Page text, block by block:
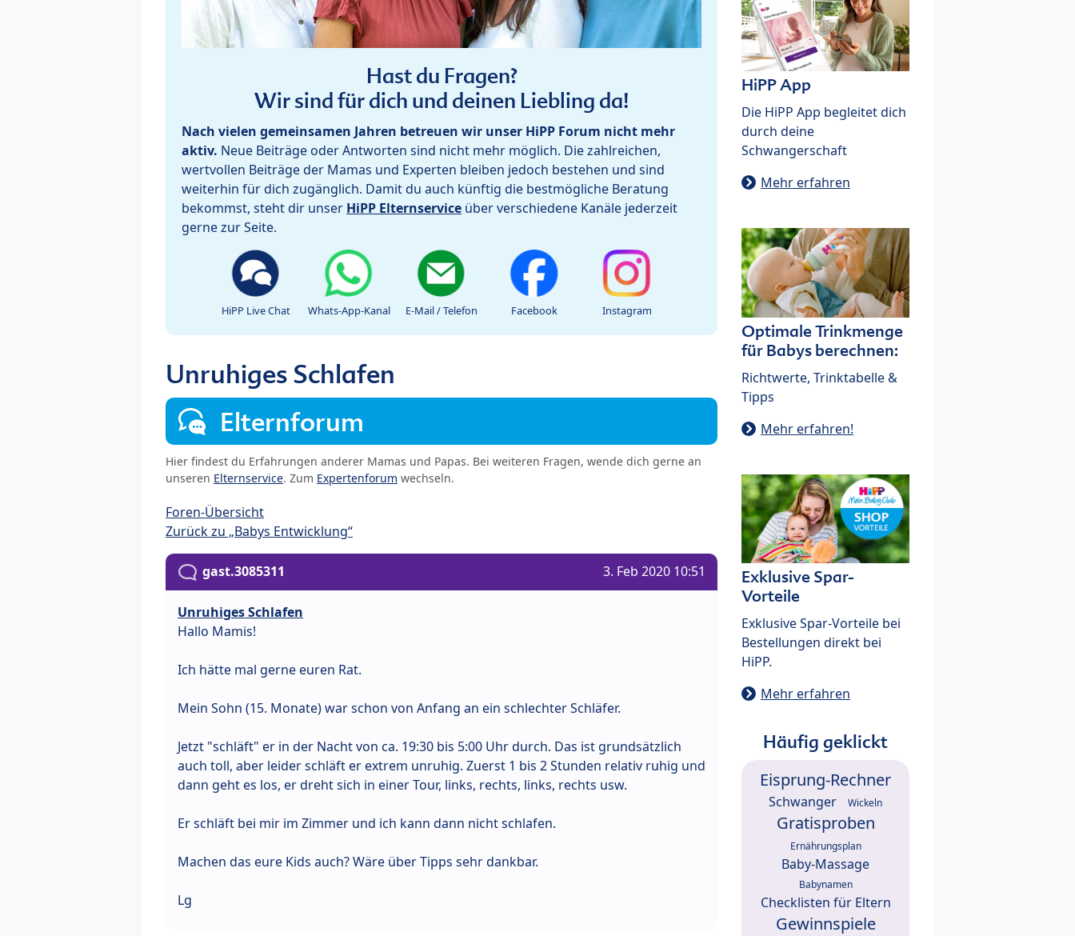
Hast du Fragen?
Wir sind für dich und deinen Liebling da!
Nach vielen gemeinsamen Jahren betreuen wir unser HiPP Forum nicht mehr
aktiv. Neue Beiträge oder Antworten sind nicht mehr möglich. Die zahlreichen,
wertvollen Beiträge der Mamas und Experten bleiben jedoch bestehen und sind
weiterhin für dich zugänglich. Damit du auch künftig die bestmögliche Beratung
bekommst, steht dir unser HiPP Elternservice über verschiedene Kanäle jederzeit
gerne zur Seite.
HiPP Live Chat Whats-App-Kanal E-Mail / Telefon Facebook Instagram
Unruhiges Schlafen
Elternforum
Hier findest du Erfahrungen anderer Mamas und Papas. Bei weiteren Fragen, wende dich gerne an
unseren Elternservice. Zum Expertenforum wechseln.
Foren-Übersicht
Zurück zu „Babys Entwicklung“
gast.3085311 3. Feb 2020 10:51
Unruhiges Schlafen
Hallo Mamis!
Ich hätte mal gerne euren Rat.
Mein Sohn (15. Monate) war schon von Anfang an ein schlechter Schläfer.
Jetzt "schläft" er in der Nacht von ca. 19:30 bis 5:00 Uhr durch. Das ist grundsätzlich
auch toll, aber leider schläft er extrem unruhig. Zuerst 1 bis 2 Stunden relativ ruhig und
dann geht es los, er dreht sich in einer Tour, links, rechts, links, rechts usw.
Er schläft bei mir im Zimmer und ich kann dann nicht schlafen.
Machen das eure Kids auch? Wäre über Tipps sehr dankbar.
Lg
HiPP App
Die HiPP App begleitet dich
durch deine
Schwangerschaft
Mehr erfahren
Optimale Trinkmenge
für Babys berechnen:
Richtwerte, Trinktabelle &
Tipps
Mehr erfahren!
Exklusive Spar-
Vorteile
Exklusive Spar-Vorteile bei
Bestellungen direkt bei
HiPP.
Mehr erfahren
Häufig geklickt
Eisprung-Rechner
Schwanger Wickeln
Gratisproben
Ernährungsplan
Baby-Massage
Babynamen
Checklisten für Eltern
Gewinnspiele